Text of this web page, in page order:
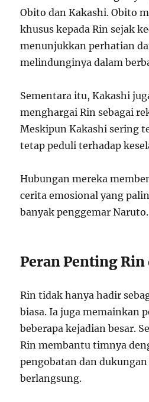
Obito dan Kakashi. Obito
khusus kepada Rin sejak
menunjukkan perhatian
melindunginya dalam
Sementara itu, Kakashi
menghargai Rin sebagai
Meskipun Kakashi sering
tetap peduli terhadap
Hubungan mereka
cerita emosional yang
banyak penggemar Naruto.
Peran Penting Rin
Rin tidak hanya hadir
biasa. Ia juga memainkan
beberapa kejadian besar.
Rin membantu timnya
pengobatan dan
berlangsung.